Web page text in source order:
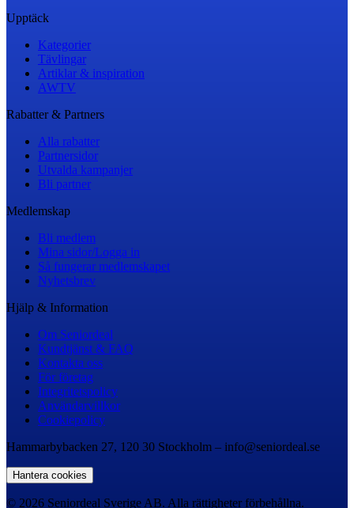
Upptäck
Kategorier
Tävlingar
Artiklar & inspiration
AWTV
Rabatter & Partners
Alla rabatter
Partnersidor
Utvalda kampanjer
Bli partner
Medlemskap
Bli medlem
Mina sidor/Logga in
Så fungerar medlemskapet
Nyhetsbrev
Hjälp & Information
Om Seniordeal
Kundtjänst & FAQ
Kontakta oss
För företag
Integritetspolicy
Användarvillkor
Cookiepolicy
Hammarbybacken 27, 120 30 Stockholm – info@seniordeal.se
Hantera cookies
© 2026 Seniordeal Sverige AB. Alla rättigheter förbehållna.